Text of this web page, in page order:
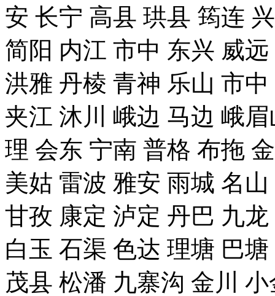
安 长宁 高县 珙县 筠连
简阳 内江 市中 东兴 威
洪雅 丹棱 青神 乐山 市
夹江 沐川 峨边 马边 峨
理 会东 宁南 普格 布拖
美姑 雷波 雅安 雨城 名
甘孜 康定 泸定 丹巴 九
白玉 石渠 色达 理塘 巴
茂县 松潘 九寨沟 金川